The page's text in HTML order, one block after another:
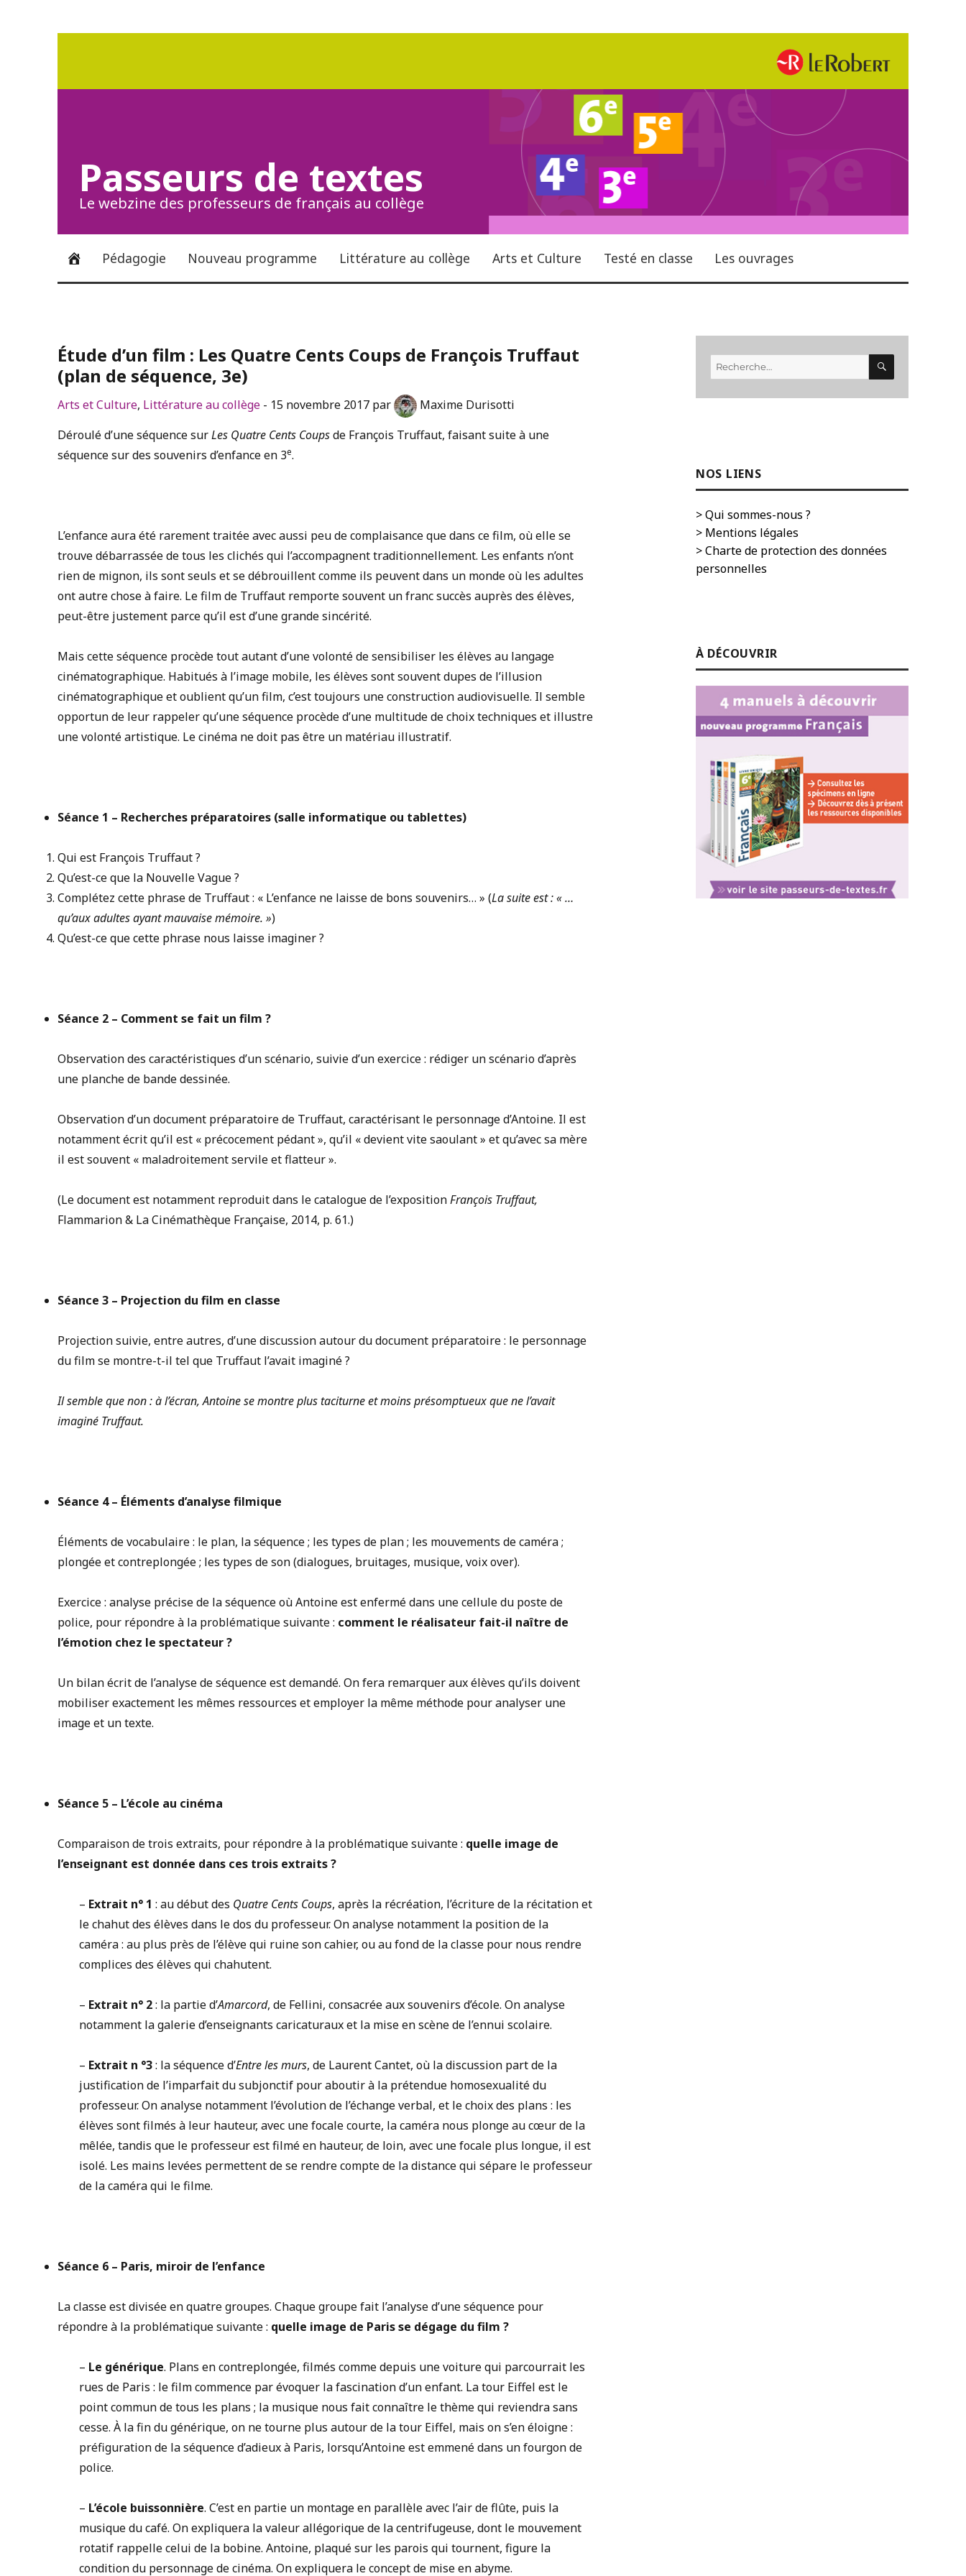
Passeurs de textes
Le webzine des professeurs de français au collège
Pédagogie Nouveau programme Littérature au collège Arts et Culture Testé en classe Les ouvrages
Étude d’un film : Les Quatre Cents Coups de François Truffaut
(plan de séquence, 3e)
Arts et Culture, Littérature au collège - 15 novembre 2017 par
Maxime Durisotti
Déroulé d’une séquence surLes Quatre Cents Coupsde François Truffaut, faisant suite à une
séquence sur des souvenirs d’enfance en 3e.
L’enfance aura été rarement traitée avec aussi peu de complaisance que dans ce film, où elle se
trouve débarrassée de tous les clichés qui l’accompagnent traditionnellement. Les enfants n’ont
rien de mignon, ils sont seuls et se débrouillent comme ils peuvent dans un monde où les adultes
ont autre chose à faire. Le film de Truffaut remporte souvent un franc succès auprès des élèves,
peut-être justement parce qu’il est d’une grande sincérité.
Mais cette séquence procède tout autant d’une volonté de sensibiliser les élèves au langage
cinématographique. Habitués à l’image mobile, les élèves sont souvent dupes de l’illusion
cinématographique et oublient qu’un film, c’est toujours une construction audiovisuelle. Il semble
opportun de leur rappeler qu’une séquence procède d’une multitude de choix techniques et illustre
une volonté artistique. Le cinéma ne doit pas être un matériau illustratif.
Séance 1 – Recherches préparatoires (salle informatique ou tablettes)
Qui est François Truffaut ?
Qu’est-ce que la Nouvelle Vague ?
Complétez cette phrase de Truffaut : « L’enfance ne laisse de bons souvenirs… » (La suite est : « …
qu’aux adultes ayant mauvaise mémoire. »)
Qu’est-ce que cette phrase nous laisse imaginer ?
Séance 2 – Comment se fait un film ?
Observation des caractéristiques d’un scénario, suivie d’un exercice : rédiger un scénario d’après
une planche de bande dessinée.
Observation d’un document préparatoire de Truffaut, caractérisant le personnage d’Antoine. Il est
notamment écrit qu’il est « précocement pédant », qu’il « devient vite saoulant » et qu’avec sa mère
il est souvent « maladroitement servile et flatteur ».
(Le document est notamment reproduit dans le catalogue de l’expositionFrançois Truffaut,
Flammarion & La Cinémathèque Française, 2014, p. 61.)
Séance 3 – Projection du film en classe
Projection suivie, entre autres, d’une discussion autour du document préparatoire : le personnage
du film se montre-t-il tel que Truffaut l’avait imaginé ?
Il semble que non : à l’écran, Antoine se montre plus taciturne et moins présomptueux que ne l’avait
imaginé Truffaut.
Séance 4 – Éléments d’analyse filmique
Éléments de vocabulaire : le plan, la séquence ; les types de plan ; les mouvements de caméra ;
plongée et contreplongée ; les types de son (dialogues, bruitages, musique, voix over).
Exercice : analyse précise de la séquence où Antoine est enfermé dans une cellule du poste de
police, pour répondre à la problématique suivante : comment le réalisateur fait-il naître de
l’émotion chez le spectateur ?
Un bilan écrit de l’analyse de séquence est demandé. On fera remarquer aux élèves qu’ils doivent
mobiliser exactement les mêmes ressources et employer la même méthode pour analyser une
image et un texte.
Séance 5 – L’école au cinéma
Comparaison de trois extraits, pour répondre à la problématique suivante : quelle image de
l’enseignant est donnée dans ces trois extraits ?
– Extrait n° 1 : au début des Quatre Cents Coups, après la récréation, l’écriture de la récitation et
le chahut des élèves dans le dos du professeur. On analyse notamment la position de la
caméra : au plus près de l’élève qui ruine son cahier, ou au fond de la classe pour nous rendre
complices des élèves qui chahutent.
– Extrait n° 2: la partie d’Amarcord, de Fellini, consacrée aux souvenirs d’école. On analyse
notamment la galerie d’enseignants caricaturaux et la mise en scène de l’ennui scolaire.
– Extrait n °3: la séquence d’Entre les murs, de Laurent Cantet, où la discussion part de la
justification de l’imparfait du subjonctif pour aboutir à la prétendue homosexualité du
professeur. On analyse notamment l’évolution de l’échange verbal, et le choix des plans : les
élèves sont filmés à leur hauteur, avec une focale courte, la caméra nous plonge au cœur de la
mêlée, tandis que le professeur est filmé en hauteur, de loin, avec une focale plus longue, il est
isolé. Les mains levées permettent de se rendre compte de la distance qui sépare le professeur
de la caméra qui le filme.
Séance 6 – Paris, miroir de l’enfance
La classe est divisée en quatre groupes. Chaque groupe fait l’analyse d’une séquence pour
répondre à la problématique suivante : quelle image de Paris se dégage du film ?
– Le générique. Plans en contreplongée, filmés comme depuis une voiture qui parcourrait les
rues de Paris : le film commence par évoquer la fascination d’un enfant. La tour Eiffel est le
point commun de tous les plans ; la musique nous fait connaître le thème qui reviendra sans
cesse. À la fin du générique, on ne tourne plus autour de la tour Eiffel, mais on s’en éloigne :
préfiguration de la séquence d’adieux à Paris, lorsqu’Antoine est emmené dans un fourgon de
police.
– L’école buissonnière. C’est en partie un montage en parallèle avec l’air de flûte, puis la
musique du café. On expliquera la valeur allégorique de la centrifugeuse, dont le mouvement
rotatif rappelle celui de la bobine. Antoine, plaqué sur les parois qui tournent, figure la
condition du personnage de cinéma. On expliquera le concept de mise en abyme.
Recherche
pour :
RECHERCHE
NOS LIENS
> Qui sommes-nous ?
> Mentions légales
> Charte de protection des données
personnelles
À DÉCOUVRIR